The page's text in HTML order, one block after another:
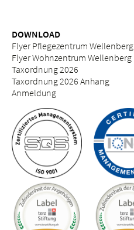
DOWNLOAD
Flyer Pflegezentrum Wellenberg
Flyer Wohnzentrum Wellenberg
Taxordnung 2026
Taxordnung 2026 Anhang
Anmeldung